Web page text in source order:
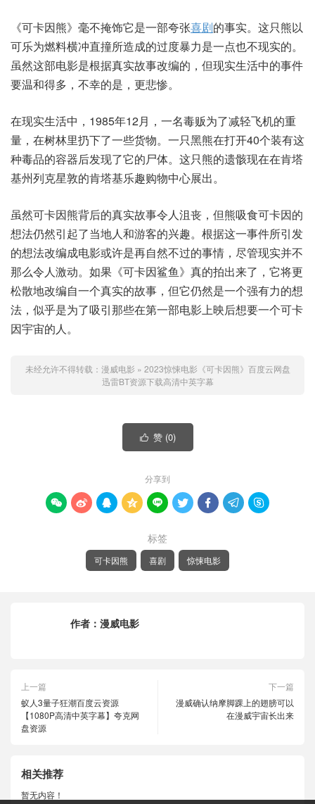
《可卡因熊》毫不掩饰它是一部夸张喜剧的事实。这只熊以
可乐为燃料横冲直撞所造成的过度暴力是一点也不现实的。
虽然这部电影是根据真实故事改编的，但现实生活中的事件
要温和得多，不幸的是，更悲惨。
在现实生活中，1985年12月，一名毒贩为了减轻飞机的重
量，在树林里扔下了一些货物。一只黑熊在打开40个装有这
种毒品的容器后发现了它的尸体。这只熊的遗骸现在在肯塔
基州列克星敦的肯塔基乐趣购物中心展出。
虽然可卡因熊背后的真实故事令人沮丧，但熊吸食可卡因的
想法仍然引起了当地人和游客的兴趣。根据这一事件所引发
的想法改编成电影或许是再自然不过的事情，尽管现实并不
那么令人激动。如果《可卡因鲨鱼》真的拍出来了，它将更
松散地改编自一个真实的故事，但它仍然是一个强有力的想
法，似乎是为了吸引那些在第一部电影上映后想要一个可卡
因宇宙的人。
未经允许不得转载： 漫威电影 » 2023惊悚电影《可卡因熊》百度云网盘
迅雷BT资源下载高清中英字幕
 赞 (0)
分享到
        
标签
可卡因熊 喜剧 惊悚电影
作者： 漫威电影
上一篇
蚁人3量子狂潮百度云资源
【1080P高清中英字幕】夸克网
盘资源
下一篇
漫威确认纳摩脚踝上的翅膀可以
在漫威宇宙长出来
相关推荐
暂无内容！